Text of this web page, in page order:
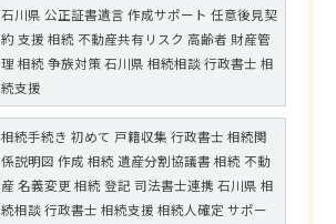
石川県 公正証書遺言 作成サポート 任意後見契
約 支援 相続 不動産共有リスク 高齢者 財産管
理 相続 争族対策 石川県 相続相談 行政書士 相
続支援
相続手続き 初めて 戸籍収集 行政書士 相続関
係説明図 作成 相続 遺産分割協議書 相続 不動
産 名義変更 相続 登記 司法書士連携 石川県 相
続相談 行政書士 相続支援 相続人確定 サポー